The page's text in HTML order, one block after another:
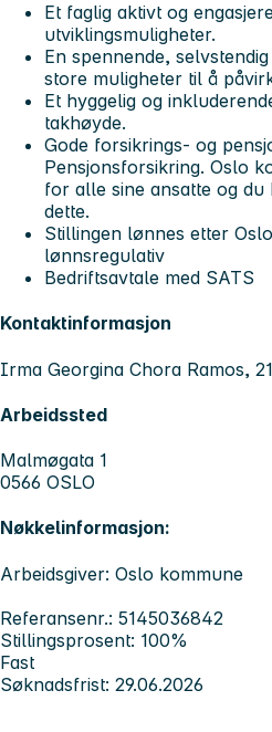
Et faglig aktivt og
utviklingsmuligheter.
En spennende,
store muligheter til å
Et hyggelig og
takhøyde.
Gode forsikrings- og
Pensjonsforsikring. Oslo
for alle sine ansatte og
dette.
Stillingen lønnes etter
lønnsregulativ
Bedriftsavtale med SATS
Kontaktinformasjon
Irma Georgina Chora Ramos,
Arbeidssted
Malmøgata 1
0566 OSLO
Nøkkelinformasjon:
Arbeidsgiver: Oslo kommune
Referansenr.: 5145036842
Stillingsprosent: 100%
Fast
Søknadsfrist: 29.06.2026